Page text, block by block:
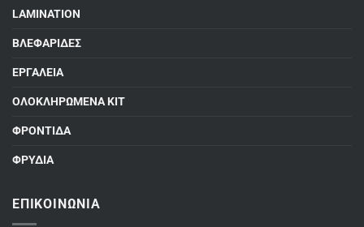
LAMINATION
ΒΛΕΦΑΡΙΔΕΣ
ΕΡΓΑΛΕΙΑ
ΟΛΟΚΛΗΡΩΜΕΝΑ ΚΙΤ
ΦΡΟΝΤΙΔΑ
ΦΡΥΔΙΑ
ΕΠΙΚΟΙΝΩΝΊΑ